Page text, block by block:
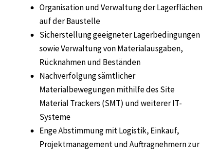
Organisation und Verwaltung der Lagerflächen
auf der Baustelle
Sicherstellung geeigneter Lagerbedingungen
sowie Verwaltung von Materialausgaben,
Rücknahmen und Beständen
Nachverfolgung sämtlicher
Materialbewegungen mithilfe des Site
Material Trackers (SMT) und weiterer IT-
Systeme
Enge Abstimmung mit Logistik, Einkauf,
Projektmanagement und Auftragnehmern zur